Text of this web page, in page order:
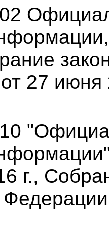
27 июня
г.,